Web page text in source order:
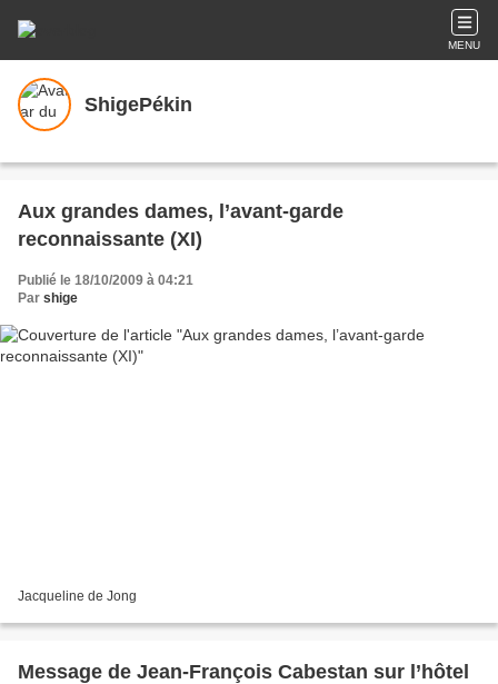
MENU
ShigePékin
Aux grandes dames, l’avant-garde
reconnaissante (XI)
Publié le 18/10/2009 à 04:21
Par shige
Jacqueline de Jong
Message de Jean-François Cabestan sur l’hôtel